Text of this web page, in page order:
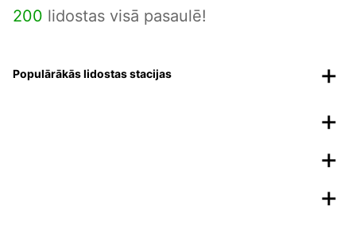
200 lidostas visā pasaulē!
Populārākās lidostas stacijas